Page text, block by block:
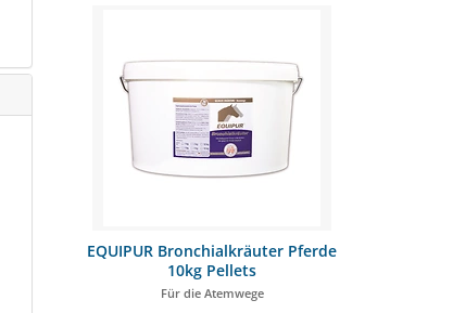
EQUIPUR Bronchialkräuter Pferde
10kg Pellets
Für die Atemwege